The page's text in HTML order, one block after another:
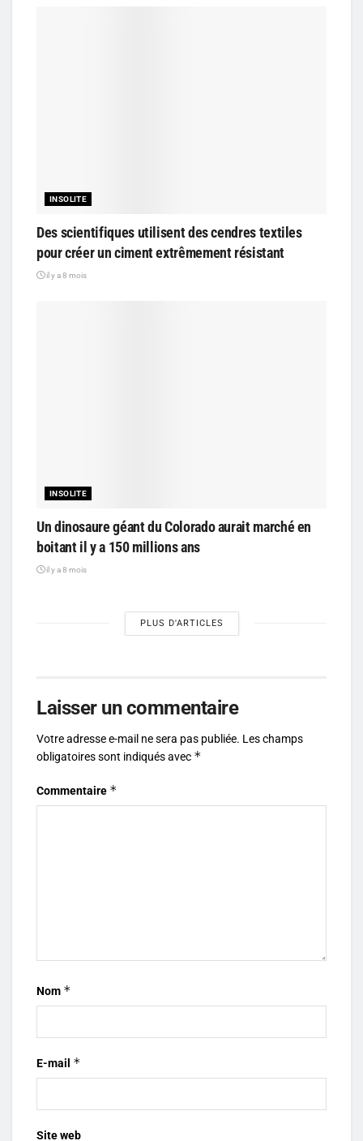
INSOLITE
Des scientifiques utilisent des cendres textiles
pour créer un ciment extrêmement résistant
il y a 8 mois
INSOLITE
Un dinosaure géant du Colorado aurait marché en
boitant il y a 150 millions ans
il y a 8 mois
PLUS D'ARTICLES
Laisser un commentaire
Votre adresse e-mail ne sera pas publiée. Les champs
obligatoires sont indiqués avec *
Commentaire *
Nom *
E-mail *
Site web